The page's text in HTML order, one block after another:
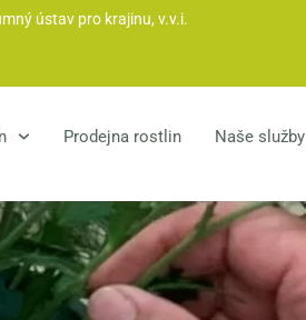
ústav pro krajinu, v.v.i.
Prodejna rostlin Naše služby